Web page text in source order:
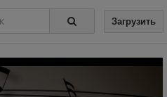
Загрузить